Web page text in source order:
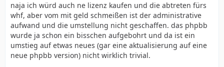
naja ich würd auch ne lizenz kaufen und die abtreten fürs
whf, aber vom mit geld schmeißen ist der administrative
aufwand und die umstellung nicht geschaffen. das phpbb
wurde ja schon ein bisschen aufgebohrt und da ist ein
umstieg auf etwas neues (gar eine aktualisierung auf eine
neue phpbb version) nicht wirklich trivial.